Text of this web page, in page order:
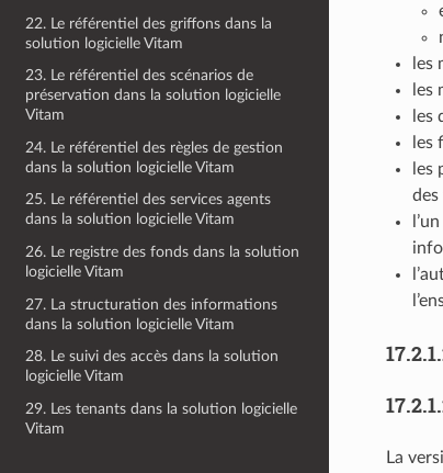
22. Le référentiel des griffons dans la
solution logicielle Vitam
23. Le référentiel des scénarios de
préservation dans la solution logicielle
Vitam
24. Le référentiel des règles de gestion
dans la solution logicielle Vitam
25. Le référentiel des services agents
dans la solution logicielle Vitam
26. Le registre des fonds dans la solution
logicielle Vitam
27. La structuration des informations
dans la solution logicielle Vitam
28. Le suivi des accès dans la solution
logicielle Vitam
29. Les tenants dans la solution logicielle
Vitam
les
les
les
les
les
des
La